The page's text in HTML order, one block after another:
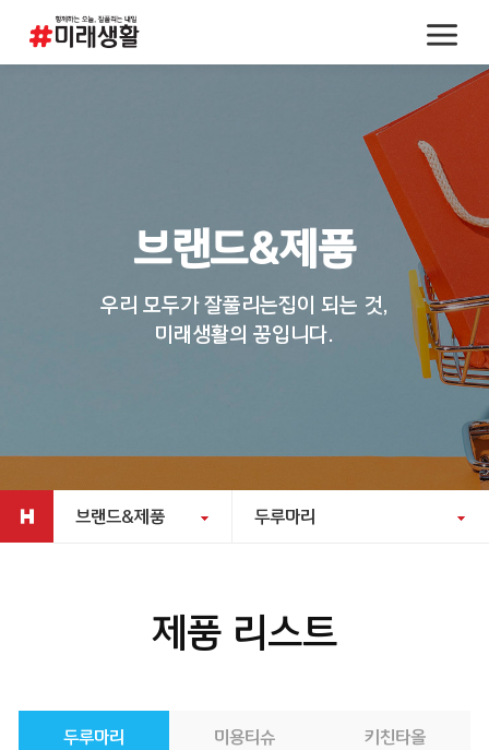
브랜드&제품
우리 모두가 잘풀리는집이 되는 것,
미래생활의 꿈입니다.
브랜드&제품 두루마리
제품 리스트
두루마리 미용티슈 키친타올